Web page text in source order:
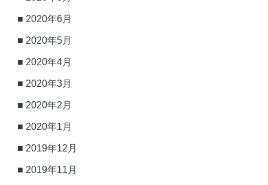
2020年6月
2020年5月
2020年4月
2020年3月
2020年2月
2020年1月
2019年12月
2019年11月